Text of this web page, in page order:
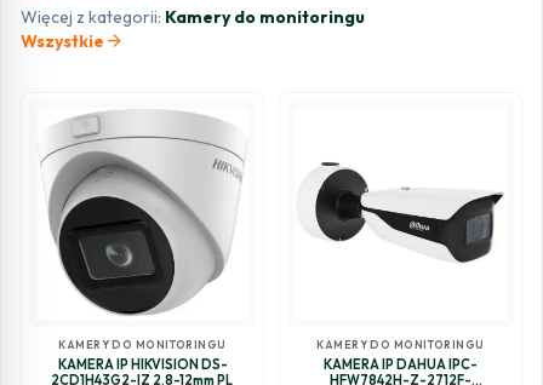
Więcej z kategorii: Kamery do monitoringu
Wszystkie arrow_forward
KAMERY DO MONITORINGU
KAMERA IP HIKVISION DS-
2CD1H43G2-IZ 2.8-12mm PL
KAMERY DO MONITORINGU
KAMERA IP DAHUA IPC-
HFW7842H-Z-2712F-